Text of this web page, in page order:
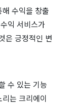
수익을 창출
익 서비스가
은 긍정적인 변
수 있는 기능
는 크리에이